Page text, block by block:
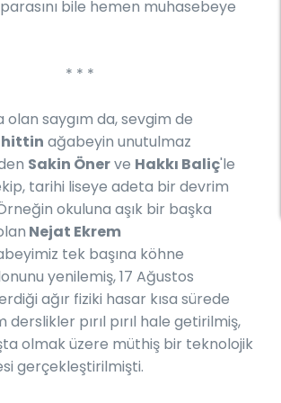
bile hemen muhasebeye
* * *
olan saygım da, sevgim de
ağabeyin unutulmaz
Sakin Önerve Hakkı Baliç'le
tarihi liseye adeta bir devrim
okuluna aşık bir başka
Nejat Ekrem
tek başına köhne
yenilemiş, 17 Ağustos
ağır fiziki hasar kısa sürede
derslikler pırıl pırıl hale getirilmiş,
olmak üzere müthiş bir teknolojik
gerçekleştirilmişti.